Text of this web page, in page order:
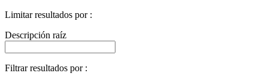
Limitar resultados por :
Descripción raíz
Filtrar resultados por :